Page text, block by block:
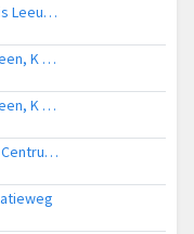
Ambulancehelikopter naar Vliegbasis Leeuwarden
Ambulancehelikopter naar Heerenveen, K R Poststraat
Ambulancehelikopter naar Heerenveen, K R Poststraat
Lifeliner 4 naar Universitair Medisch Centrum Groningen